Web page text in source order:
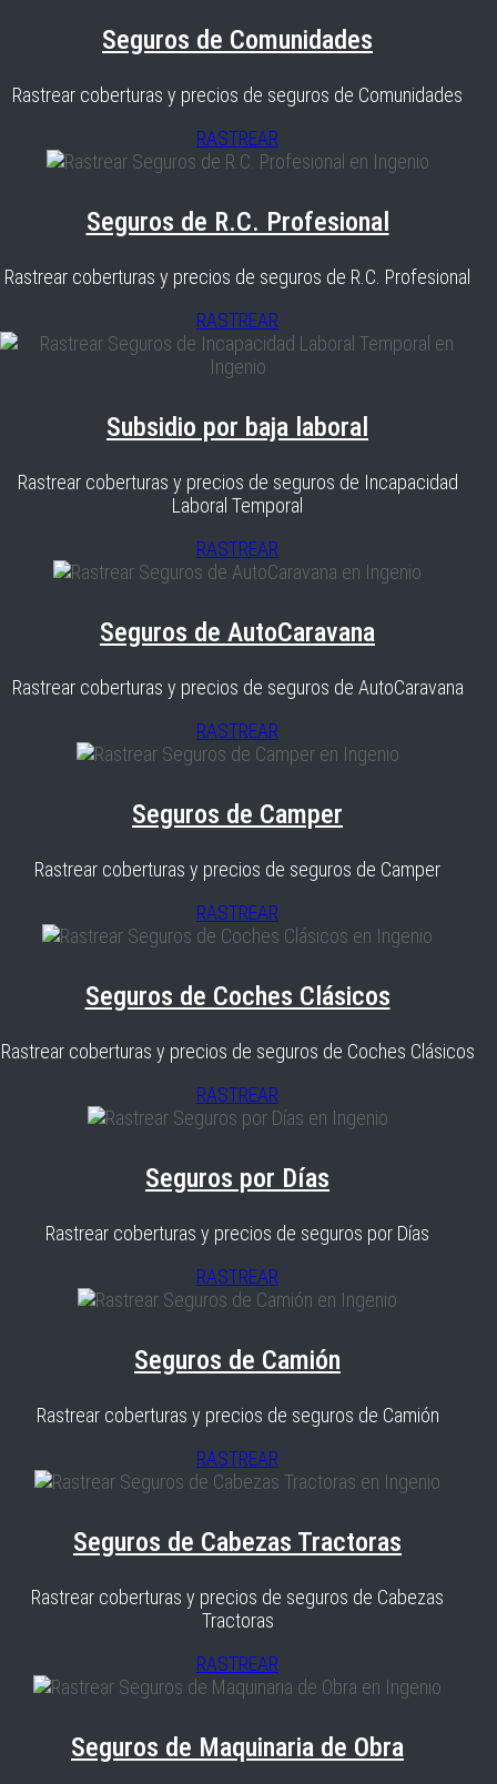
Seguros de Comunidades
Rastrear coberturas y precios de seguros de Comunidades
RASTREAR
Seguros de R.C. Profesional
Rastrear coberturas y precios de seguros de R.C. Profesional
RASTREAR
Subsidio por baja laboral
Rastrear coberturas y precios de seguros de Incapacidad
Laboral Temporal
RASTREAR
Seguros de AutoCaravana
Rastrear coberturas y precios de seguros de AutoCaravana
RASTREAR
Seguros de Camper
Rastrear coberturas y precios de seguros de Camper
RASTREAR
Seguros de Coches Clásicos
Rastrear coberturas y precios de seguros de Coches Clásicos
RASTREAR
Seguros por Días
Rastrear coberturas y precios de seguros por Días
RASTREAR
Seguros de Camión
Rastrear coberturas y precios de seguros de Camión
RASTREAR
Seguros de Cabezas Tractoras
Rastrear coberturas y precios de seguros de Cabezas
Tractoras
RASTREAR
Seguros de Maquinaria de Obra